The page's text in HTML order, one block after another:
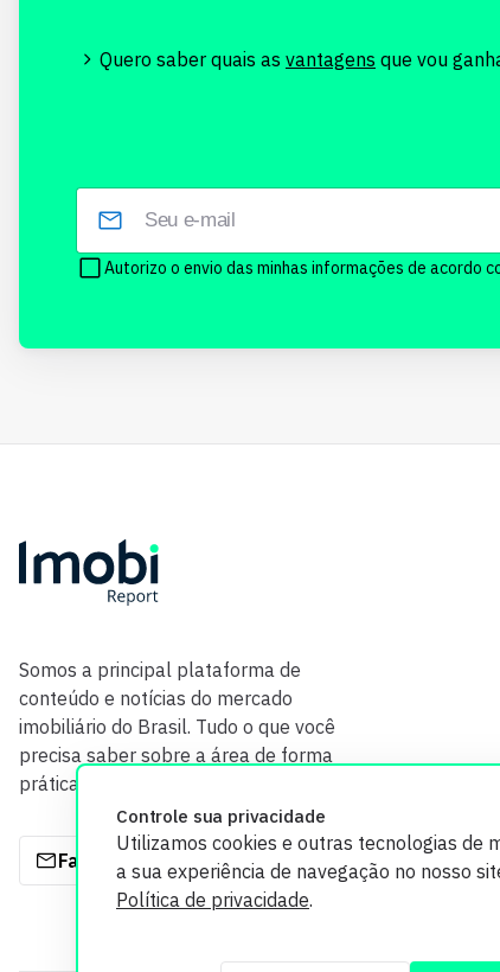
Controle sua privacidade
Utilizamos cookies e outras tecnologias de
a sua experiência de navegação no nosso
Política de privacidade.
Quero saber quais as vantagens que vou
Autorizo o envio das minhas informações de acordo
Somos a principal plataforma de
conteúdo e notícias do mercado
imobiliário do Brasil. Tudo o que você
precisa saber sobre a área de forma
prática e com credibilidade.
Fale com a gente